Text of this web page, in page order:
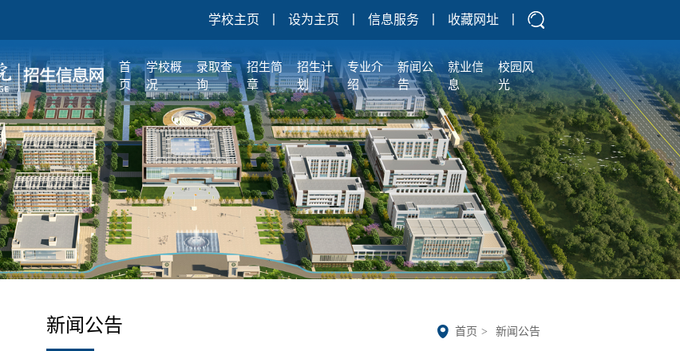
学校主页 设为主页 信息服务 收藏网址
首
页
学校概
况
录取查
询
招生简
章
招生计
划
专业介
绍
新闻公
告
就业信
息
校园风
光
新闻公告 首页 > 新闻公告